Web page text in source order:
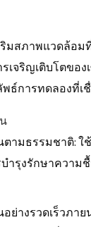
มสภาพแวดล้อม
เจริญเติบโตของ
ธ์การทดลองที่เ
ามธรรมชาติ: ใ
ำรุงรักษาความ
ย่างรวดเร็วภาย